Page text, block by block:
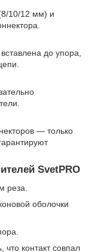
10/12 мм) и
до упора,
— только
SvetPRO
реза.
оболочки
контакт совпал